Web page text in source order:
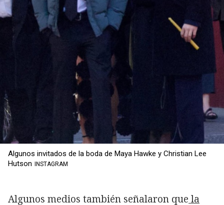
Algunos invitados de la boda de Maya Hawke y Christian Lee
Hutson
INSTAGRAM
Algunos medios también señalaron que la